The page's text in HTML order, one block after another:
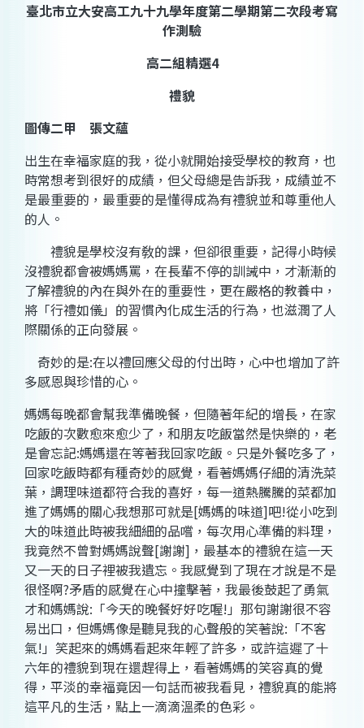
臺北市立大安高工九十九學年度第二學期第二次段考寫
作測驗
高二組精選4
禮貌
圖傳二甲 張文蘊
出生在幸福家庭的我，從小就開始接受學校的教育，也
時常想考到很好的成績，但父母總是告訴我，成績並不
是最重要的，最重要的是懂得成為有禮貌並和尊重他人
的人。
禮貌是學校沒有敎的課，但卻很重要，記得小時候
沒禮貌都會被媽媽罵，在長輩不停的訓誡中，才漸漸的
了解禮貌的內在與外在的重要性，更在嚴格的教養中，
將「行禮如儀」的習慣內化成生活的行為，也滋潤了人
際關係的正向發展。
奇妙的是:在以禮回應父母的付出時，心中也增加了許
多感恩與珍惜的心。
媽媽每晚都會幫我準備晚餐，但隨著年紀的增長，在家
吃飯的次數愈來愈少了，和朋友吃飯當然是快樂的，老
是會忘記:媽媽還在等著我回家吃飯。只是外餐吃多了，
回家吃飯時都有種奇妙的感覺，看著媽媽仔細的清洗菜
葉，調理味道都符合我的喜好，每一道熱騰騰的菜都加
進了媽媽的關心我想那可就是[媽媽的味道]吧!從小吃到
大的味道此時被我細細的品嚐，每次用心準備的料理，
我竟然不曾對媽媽說聲[謝謝] ，最基本的禮貌在這一天
又一天的日子裡被我遺忘。我感覺到了現在才說是不是
很怪啊?矛盾的感覺在心中撞擊著，我最後鼓起了勇氣
才和媽媽說: 「今天的晚餐好好吃喔! 」那句謝謝很不容
易出口，但媽媽像是聽見我的心聲般的笑著說: 「不客
氣!」笑起來的媽媽看起來年輕了許多，或許這遲了十
六年的禮貌到現在還趕得上，看著媽媽的笑容真的覺
得，平淡的幸福竟因一句話而被我看見，禮貌真的能將
這平凡的生活，點上一滴滴溫柔的色彩。